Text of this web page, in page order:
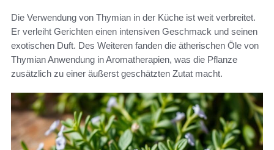
Die Verwendung von Thymian in der Küche ist weit verbreitet.
Er verleiht Gerichten einen intensiven Geschmack und seinen
exotischen Duft. Des Weiteren fanden die ätherischen Öle von
Thymian Anwendung in Aromatherapien, was die Pflanze
zusätzlich zu einer äußerst geschätzten Zutat macht.